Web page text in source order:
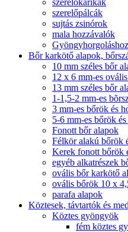
szerelőkarikák
szerelőpálcák
sujtás zsinórok
mala hozzávalók
Gyöngyhorgoláshoz
Bőr karkötő alapok,
10 mm széles bőr
12 x 6 mm-es
13 mm széles bőr
1-1,5-2 mm-es
3 mm-es bőrök és
5-6 mm-es bőrök
Fonott bőr alapok
Félkör alakú bőrök
Kerek fonott bőrök
egyéb alkatrészek
ovális bőr karkötő
ovális bőrök 10 x
parafa alapok
Köztesek, távtartók és
Köztes gyöngyök
fém köztes